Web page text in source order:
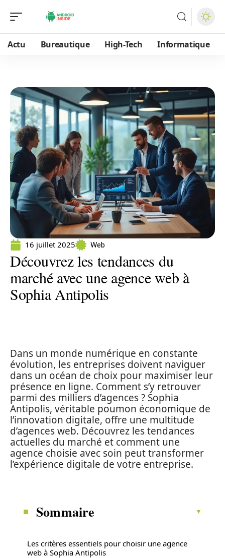
Actu Bureautique High-Tech Informatique
16 juillet 2025 Web
Découvrez les tendances du
marché avec une agence web à
Sophia Antipolis
Dans un monde numérique en constante
évolution, les entreprises doivent naviguer
dans un océan de choix pour maximiser leur
présence en ligne. Comment s’y retrouver
parmi des milliers d’agences ? Sophia
Antipolis, véritable poumon économique de
l’innovation digitale, offre une multitude
d’agences web. Découvrez les tendances
actuelles du marché et comment une
agence choisie avec soin peut transformer
l’expérience digitale de votre entreprise.
Sommaire
Les critères essentiels pour choisir une agence
web à Sophia Antipolis